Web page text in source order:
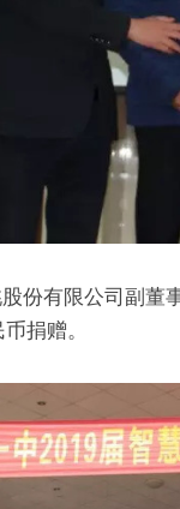
份有限公司副
捐赠。